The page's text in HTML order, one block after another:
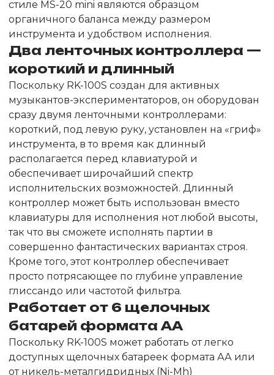
стиле MS-20 mini являются образцом
органичного баланса между размером
инструмента и удобством исполнения.
Два ленточных контроллера —
короткий и длинный
Поскольку RK-100S создан для активных
музыкантов-экспериментаторов, он оборудован
сразу двумя ленточными контроллерами:
короткий, под левую руку, установлен на «гриф»
инструмента, в то время как длинный
располагается перед клавиатурой и
обеспечивает широчайший спектр
исполнительских возможностей. Длинный
контроллер может быть использован вместо
клавиатуры для исполнения нот любой высоты,
так что вы сможете исполнять партии в
совершенно фантастических вариантах строя.
Кроме того, этот контроллер обеспечивает
просто потрясающее по глубине управление
глиссандо или частотой фильтра.
Работает от 6 щелочных
батарей формата АА
Поскольку RK-100S может работать от легко
доступных щелочных батареек формата АА или
от никель-металгидридных (Ni-Mh)